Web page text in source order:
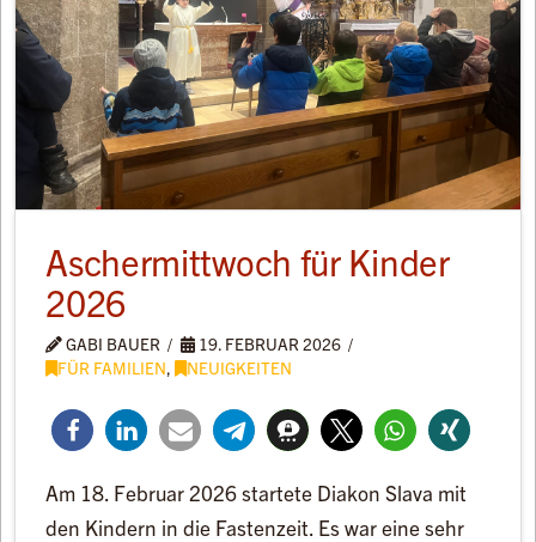
Aschermittwoch für Kinder
2026
GABI BAUER
19. FEBRUAR 2026
FÜR FAMILIEN , NEUIGKEITEN
Am 18. Februar 2026 startete Diakon Slava mit
den Kindern in die Fastenzeit. Es war eine sehr